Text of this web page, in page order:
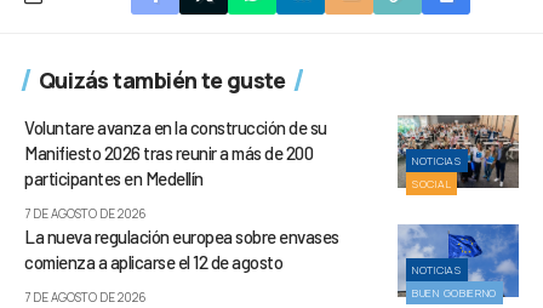
Quizás también te guste
NOTICIAS
SOCIAL
Voluntare avanza en la construcción de su
Manifiesto 2026 tras reunir a más de 200
participantes en Medellín
7 DE AGOSTO DE 2026
NOTICIAS
BUEN GOBIERNO
La nueva regulación europea sobre envases
comienza a aplicarse el 12 de agosto
7 DE AGOSTO DE 2026